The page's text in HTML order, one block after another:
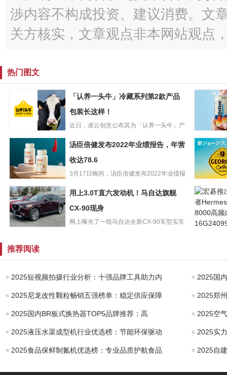
渉内容不构成投资、建议消费。文
关方核实，文章观点非本网站观点
热门图文
「认养一头牛」
冷藏系列第2款产
品包装长这样！
「认养一头牛」冷藏系列第2款产品
包装长这样！
近日，凌云创意公布其为「认养一头牛」产
澳洲啤酒
Better
2000万美
汤臣倍健发布
2022年业绩报
告，年营收达
78.6
汤臣倍健发布2022年业绩报告，年营
收达78.6
3月17日晚间，汤臣倍健发布2022年业绩报
时隔14年
标！可口
下
动机！马自达旗
用上3.0T直六发动机！马自达旗舰
CX-90现身
网上曝光了一组马自达全新CX-90车型实车
推荐阅读
2025短视频拍摄行业分析：十强品牌工具助力内 2025国
2025尼龙改性颗粒畅销五强榜单：稳定供应保障 2025郑
2025国内BR板式换热器TOP5品牌推荐：高 2025空
2025液压水渠成型机行业优选榜：节能环保驱动 2025实
2025食品保鲜制氮机优选榜：专业品质护航食品 2025自